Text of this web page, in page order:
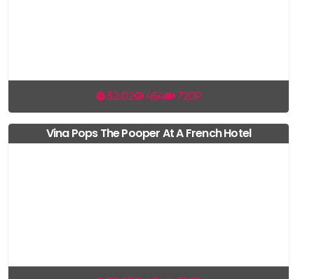
32:02 454 720p
Vina Pops The Pooper At A French Hotel